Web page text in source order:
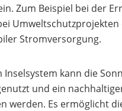
Zum Beispiel bei der
Stromversorgung.
Inselsystem kann die
und ein
werden. Es ermöglicht